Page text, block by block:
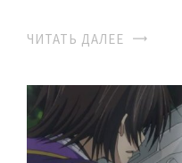
ЧИТАТЬ ДАЛЕЕ